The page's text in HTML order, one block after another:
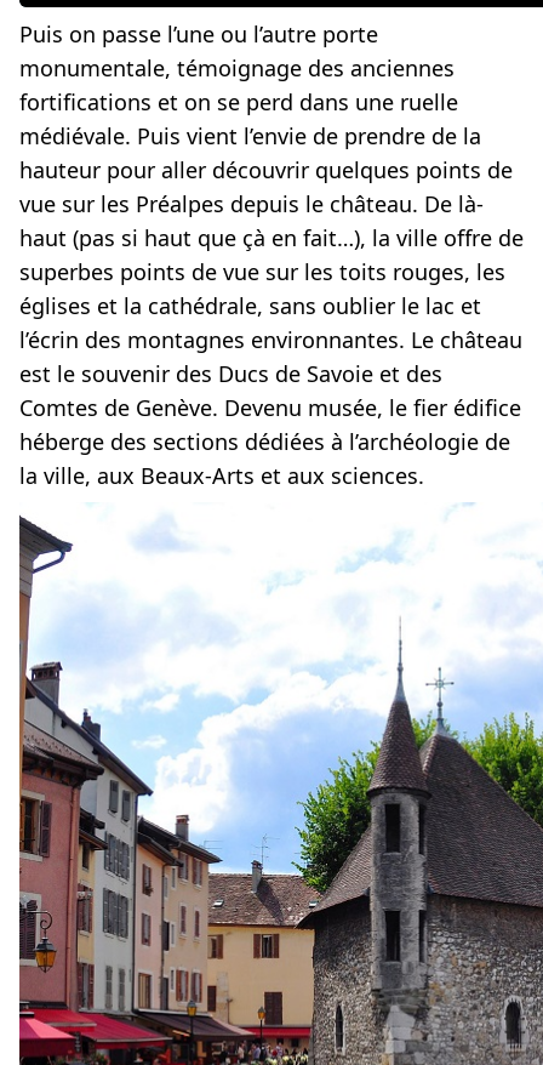
Puis on passe l’une ou l’autre porte
monumentale, témoignage des anciennes
fortifications et on se perd dans une ruelle
médiévale. Puis vient l’envie de prendre de la
hauteur pour aller découvrir quelques points de
vue sur les Préalpes depuis le château. De là-
haut (pas si haut que çà en fait…), la ville offre de
superbes points de vue sur les toits rouges, les
églises et la cathédrale, sans oublier le lac et
l’écrin des montagnes environnantes. Le château
est le souvenir des Ducs de Savoie et des
Comtes de Genève. Devenu musée, le fier édifice
héberge des sections dédiées à l’archéologie de
la ville, aux Beaux-Arts et aux sciences.